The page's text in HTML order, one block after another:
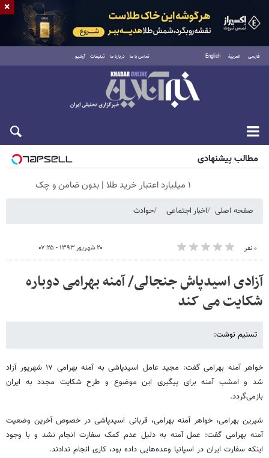
فارسی العربية English تماس با ما درباره ما تبلیغات آرشیو
جمعه ۱۶ مرداد ۱۴۰۵
مطالب پیشنهادی
۱ میلیارد اعتبار خرید طلا | بدون ضامن و چک
صفحه اصلی اخبار اجتماعی حوادث
۰ نفر ۲۰ شهریور ۱۳۹۳ - ۰۷:۲۵
آزادی اسیدپاش جنجالی/ آمنه بهرامی دوباره
شکایت می کند
تسنیم نوشت:
خواهر آمنه بهرامی گفت: مجید عامل اسیدپاشی به آمنه بهرامی ۱۷ شهریور آزاد
شد و امشب آمنه برای پیگیری این موضوع و طرح شکایت مجدد به ایران
بازمی‌گردد.
شیرین بهرامی، خواهر آمنه بهرامی، قربانی اسید‌پاشی در خصوص آخرین وضعیت
آمنه بهرامی گفت: عمل آمنه به دلیل عدم کمک سفارت انجام نشد و با وجود
اینکه سفارت ایران در اسپانیا وعده‌هایی داده‌ بود، کاری انجام ندادند.
×